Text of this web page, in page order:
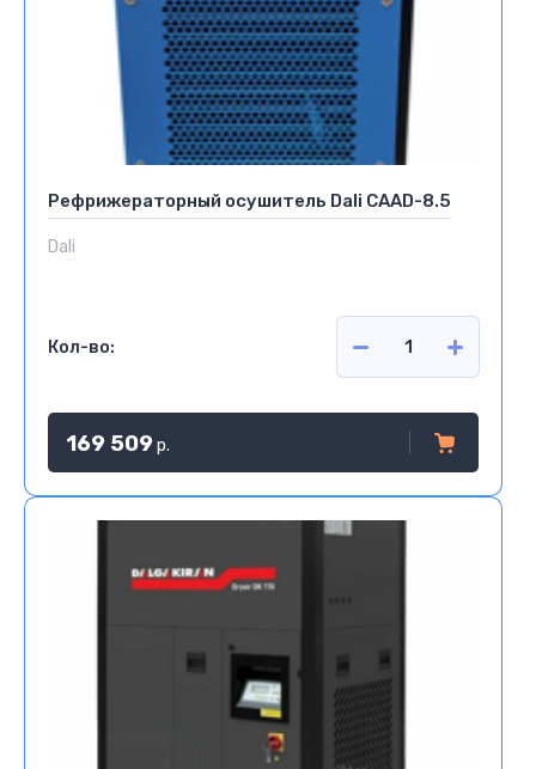
Рефрижераторный осушитель Dali CAAD-8.5
Dali
Кол-во:
169 509р.